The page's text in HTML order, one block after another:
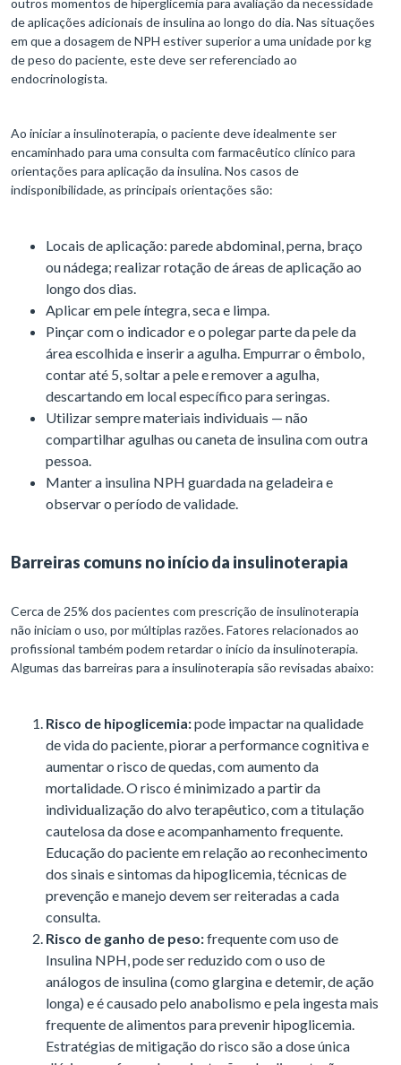
outros momentos de hiperglicemia para avaliação da necessidade
de aplicações adicionais de insulina ao longo do dia. Nas situações
em que a dosagem de NPH estiver superior a uma unidade por kg
de peso do paciente, este deve ser referenciado ao
endocrinologista.
Ao iniciar a insulinoterapia, o paciente deve idealmente ser
encaminhado para uma consulta com farmacêutico clínico para
orientações para aplicação da insulina. Nos casos de
indisponibilidade, as principais orientações são:
Locais de aplicação: parede abdominal, perna, braço
ou nádega; realizar rotação de áreas de aplicação ao
longo dos dias.
Aplicar em pele íntegra, seca e limpa.
Pinçar com o indicador e o polegar parte da pele da
área escolhida e inserir a agulha. Empurrar o êmbolo,
contar até 5, soltar a pele e remover a agulha,
descartando em local específico para seringas.
Utilizar sempre materiais individuais — não
compartilhar agulhas ou caneta de insulina com outra
pessoa.
Manter a insulina NPH guardada na geladeira e
observar o período de validade.
Barreiras comuns no início da insulinoterapia
Cerca de 25% dos pacientes com prescrição de insulinoterapia
não iniciam o uso, por múltiplas razões. Fatores relacionados ao
profissional também podem retardar o início da insulinoterapia.
Algumas das barreiras para a insulinoterapia são revisadas abaixo:
Risco de hipoglicemia:pode impactar na qualidade
de vida do paciente, piorar a performance cognitiva e
aumentar o risco de quedas, com aumento da
mortalidade. O risco é minimizado a partir da
individualização do alvo terapêutico, com a titulação
cautelosa da dose e acompanhamento frequente.
Educação do paciente em relação ao reconhecimento
dos sinais e sintomas da hipoglicemia, técnicas de
prevenção e manejo devem ser reiteradas a cada
consulta.
Risco de ganho de peso:frequente com uso de
Insulina NPH, pode ser reduzido com o uso de
análogos de insulina (como glargina e detemir, de ação
longa) e é causado pelo anabolismo e pela ingesta mais
frequente de alimentos para prevenir hipoglicemia.
Estratégias de mitigação do risco são a dose única